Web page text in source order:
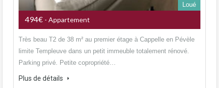
Loué
494€ - Appartement
Très beau T2 de 38 m² au premier étage à Cappelle en Pévèle
limite Templeuve dans un petit immeuble totalement rénové.
Parking privé. Petite copropriété…
Plus de détails